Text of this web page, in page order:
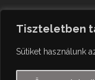
Tiszteletben
Sütiket használunk